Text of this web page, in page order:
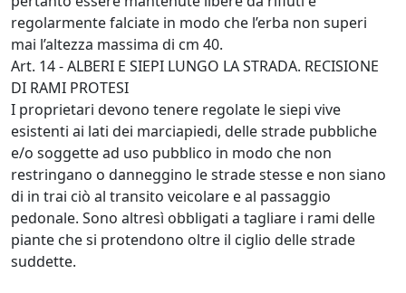
regolarmente falciate in modo che l’erba non superi
mai l’altezza massima di cm 40.
Art. 14 - ALBERI E SIEPI LUNGO LA STRADA. RECISIONE
DI RAMI PROTESI
I proprietari devono tenere regolate le siepi vive
esistenti ai lati dei marciapiedi, delle strade pubbliche
e/o soggette ad uso pubblico in modo che non
restringano o danneggino le strade stesse e non siano
di in trai ciò al transito veicolare e al passaggio
pedonale. Sono altresì obbligati a tagliare i rami delle
piante che si protendono oltre il ciglio delle strade
suddette.